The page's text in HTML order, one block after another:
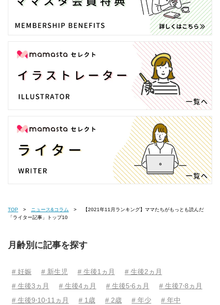
TOP ニュース&コラム
「ライター記事」トップ10
月齢別に記事を探す
# 妊娠 # 新生児 # 生後1ヵ月
# 生後2ヵ月
# 生後3ヵ月
# 生後4ヵ月 # 生後5⋅6ヵ月
# 生後7⋅8ヵ月
# 生後9⋅10⋅11ヵ月
# 1歳 # 2歳 # 年少
# 年中